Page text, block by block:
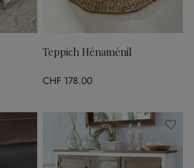
Teppich Hénaménil
CHF 178.00